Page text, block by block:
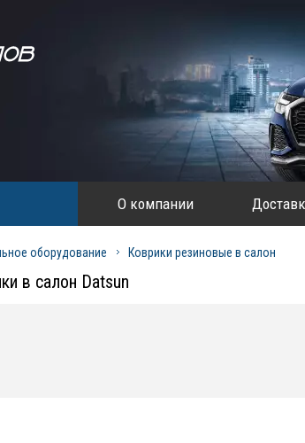
О компании
оборудование Коврики резиновые в салон
в салон Datsun